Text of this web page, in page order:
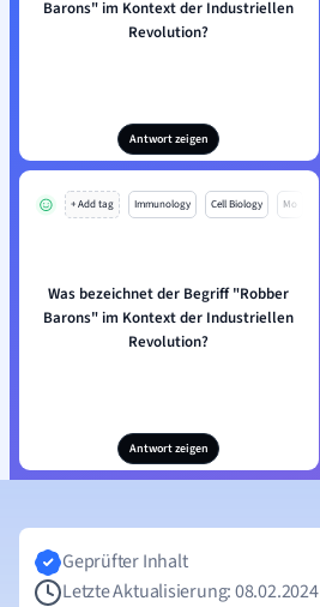
Barons" im Kontext der Industriellen
Revolution?
Antwort zeigen
+ Add tag Immunology Cell Biology Mo
Was bezeichnet der Begriff "Robber
Barons" im Kontext der Industriellen
Revolution?
Antwort zeigen
Geprüfter Inhalt
Letzte Aktualisierung: 08.02.2024